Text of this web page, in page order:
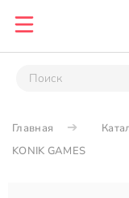
Главная
KONIK GAMES